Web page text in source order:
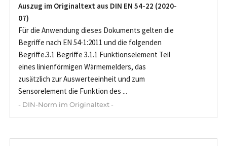
Auszug im Originaltext aus DIN EN 54-22 (2020-
07)
Für die Anwendung dieses Dokuments gelten die
Begriffe nach EN 54-1:2011 und die folgenden
Begriffe.3.1 Begriffe 3.1.1 Funktionselement Teil
eines linienförmigen Wärmemelders, das
zusätzlich zur Auswerteeinheit und zum
Sensorelement die Funktion des ...
- DIN-Norm im Originaltext -